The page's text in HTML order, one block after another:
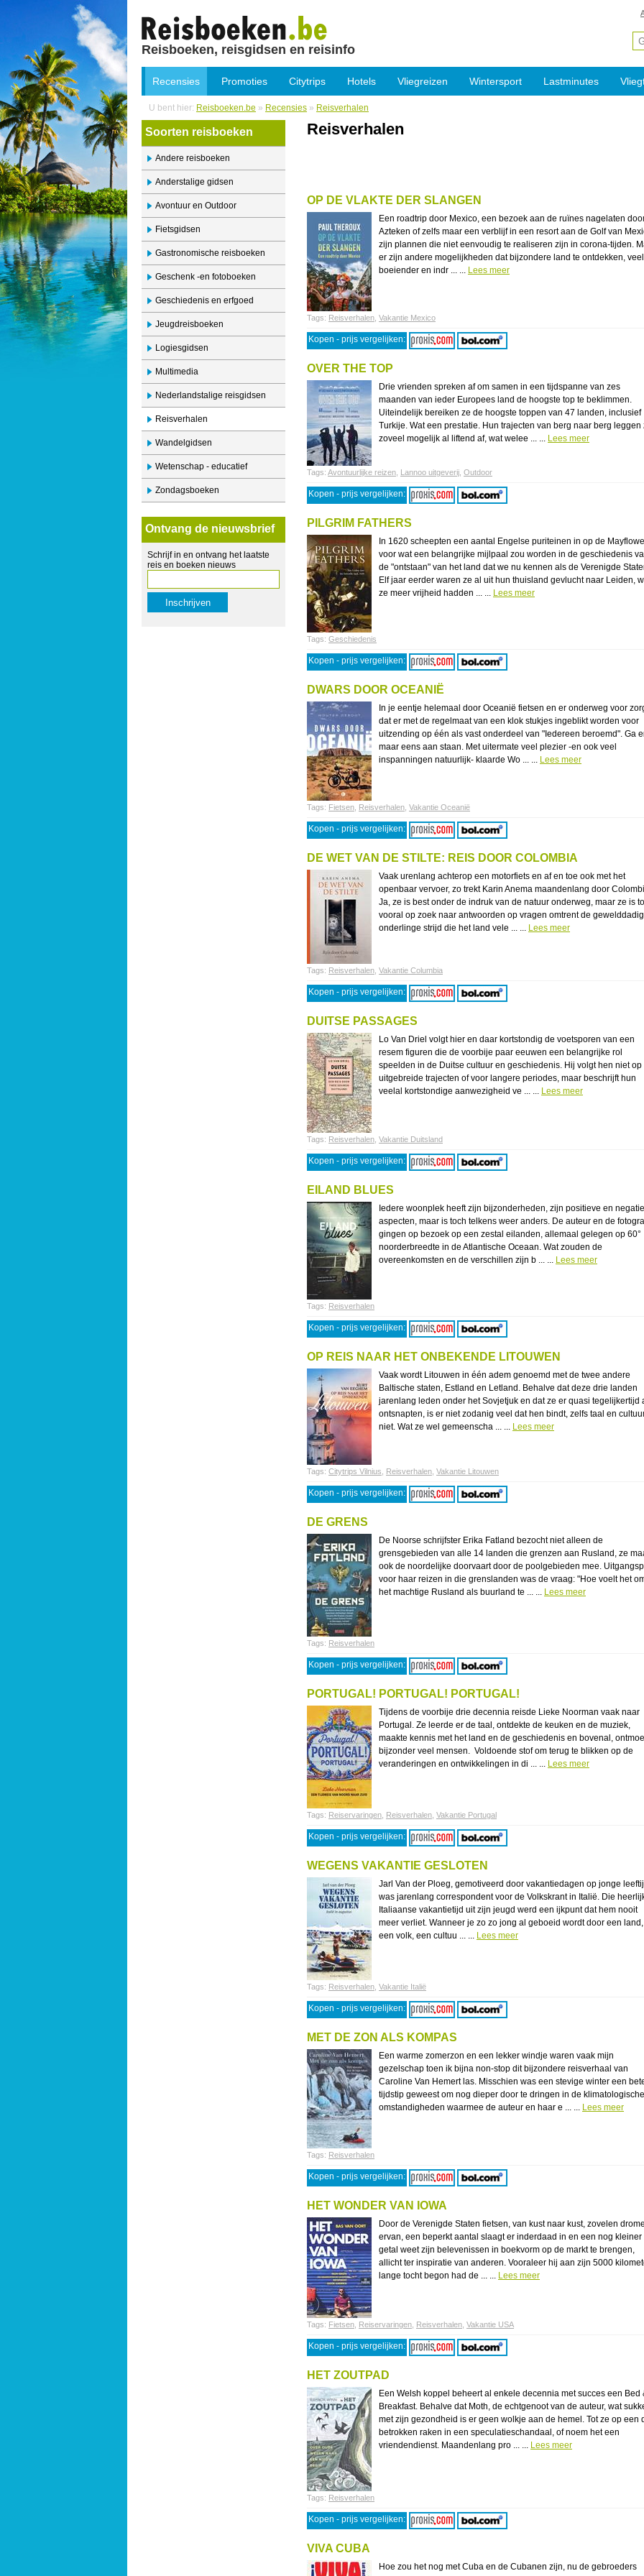
Reisboeken, reisgidsen en reisinfo
Recensies Promoties Citytrips Hotels Vliegreizen Wintersport Lastminutes
U bent hier: Reisboeken.be » Recensies » Reisverhalen
Soorten reisboeken
Andere reisboeken
Anderstalige gidsen
Avontuur en Outdoor
Fietsgidsen
Gastronomische reisboeken
Geschenk -en fotoboeken
Geschiedenis en erfgoed
Jeugdreisboeken
Logiesgidsen
Multimedia
Nederlandstalige reisgidsen
Reisverhalen
Wandelgidsen
Wetenschap - educatief
Zondagsboeken
Ontvang de nieuwsbrief
Schrijf in en ontvang het laatste
reis en boeken nieuws
Reisverhalen
OP DE VLAKTE DER SLANGEN
Een roadtrip door Mexico, een bezoek aan de ruïnes nagelaten
Azteken of zelfs maar een verblijf in een resort aan de Golf van
zijn plannen die niet eenvoudig te realiseren zijn in corona-tijden.
er zijn andere mogelijkheden dat bijzondere land te ontdekken, veel
boeiender en indr ... ... Lees meer
Tags: Reisverhalen Vakantie Mexico
Kopen - prijs vergelijken:
OVER THE TOP
Drie vrienden spreken af om samen in een tijdspanne van zes
maanden van ieder Europees land de hoogste top te beklimmen.
Uiteindelijk bereiken ze de hoogste toppen van 47 landen, inclusief
Turkije. Wat een prestatie. Hun trajecten van berg naar berg leggen
zoveel mogelijk al liftend af, wat welee ... ... Lees meer
Tags: Avontuurlijke reizen Lannoo uitgeverij Outdoor
Kopen - prijs vergelijken:
PILGRIM FATHERS
In 1620 scheepten een aantal Engelse puriteinen in op de
voor wat een belangrijke mijlpaal zou worden in de geschiedenis
de "ontstaan" van het land dat we nu kennen als de Verenigde
Elf jaar eerder waren ze al uit hun thuisland gevlucht naar Leiden,
ze meer vrijheid hadden ... ... Lees meer
Tags: Geschiedenis
Kopen - prijs vergelijken:
DWARS DOOR OCEANIË
In je eentje helemaal door Oceanië fietsen en er onderweg voor
dat er met de regelmaat van een klok stukjes ingeblikt worden voor
uitzending op één als vast onderdeel van "Iedereen beroemd". Ga
maar eens aan staan. Met uitermate veel plezier -en ook veel
inspanningen natuurlijk- klaarde Wo ... ... Lees meer
Tags: Fietsen Reisverhalen Vakantie Oceanië
Kopen - prijs vergelijken:
DE WET VAN DE STILTE: REIS DOOR COLOMBIA
Vaak urenlang achterop een motorfiets en af en toe ook met het
openbaar vervoer, zo trekt Karin Anema maandenlang door
Ja, ze is best onder de indruk van de natuur onderweg, maar ze is
vooral op zoek naar antwoorden op vragen omtrent de
onderlinge strijd die het land vele ... ... Lees meer
Tags: Reisverhalen Vakantie Columbia
Kopen - prijs vergelijken:
DUITSE PASSAGES
Lo Van Driel volgt hier en daar kortstondig de voetsporen van een
resem figuren die de voorbije paar eeuwen een belangrijke rol
speelden in de Duitse cultuur en geschiedenis. Hij volgt hen niet op
uitgebreide trajecten of voor langere periodes, maar beschrijft hun
veelal kortstondige aanwezigheid ve ... ... Lees meer
Tags: Reisverhalen Vakantie Duitsland
Kopen - prijs vergelijken:
EILAND BLUES
Iedere woonplek heeft zijn bijzonderheden, zijn positieve en
aspecten, maar is toch telkens weer anders. De auteur en de
gingen op bezoek op een zestal eilanden, allemaal gelegen op 60°
noorderbreedte in de Atlantische Oceaan. Wat zouden de
overeenkomsten en de verschillen zijn b ... ... Lees meer
Tags: Reisverhalen
Kopen - prijs vergelijken:
OP REIS NAAR HET ONBEKENDE LITOUWEN
Vaak wordt Litouwen in één adem genoemd met de twee andere
Baltische staten, Estland en Letland. Behalve dat deze drie landen
jarenlang leden onder het Sovjetjuk en dat ze er quasi tegelijkertijd
ontsnapten, is er niet zodanig veel dat hen bindt, zelfs taal en
niet. Wat ze wel gemeenscha ... ... Lees meer
Tags: Citytrips Vilnius Reisverhalen Vakantie Litouwen
Kopen - prijs vergelijken:
DE GRENS
De Noorse schrijfster Erika Fatland bezocht niet alleen de
grensgebieden van alle 14 landen die grenzen aan Rusland, ze
ook de noordelijke doorvaart door de poolgebieden mee.
voor haar reizen in die grenslanden was de vraag: "Hoe voelt het
het machtige Rusland als buurland te ... ... Lees meer
Tags: Reisverhalen
Kopen - prijs vergelijken:
PORTUGAL! PORTUGAL! PORTUGAL!
Tijdens de voorbije drie decennia reisde Lieke Noorman vaak naar
Portugal. Ze leerde er de taal, ontdekte de keuken en de muziek,
maakte kennis met het land en de geschiedenis en bovenal,
bijzonder veel mensen. Voldoende stof om terug te blikken op de
veranderingen en ontwikkelingen in di ... ... Lees meer
Tags: Reiservaringen Reisverhalen Vakantie Portugal
Kopen - prijs vergelijken:
WEGENS VAKANTIE GESLOTEN
Jarl Van der Ploeg, gemotiveerd door vakantiedagen op jonge
was jarenlang correspondent voor de Volkskrant in Italië. Die
Italiaanse vakantietijd uit zijn jeugd werd een ijkpunt dat hem nooit
meer verliet. Wanneer je zo zo jong al geboeid wordt door een land,
een volk, een cultuu ... ... Lees meer
Tags: Reisverhalen Vakantie Italië
Kopen - prijs vergelijken:
MET DE ZON ALS KOMPAS
Een warme zomerzon en een lekker windje waren vaak mijn
gezelschap toen ik bijna non-stop dit bijzondere reisverhaal van
Caroline Van Hemert las. Misschien was een stevige winter een
tijdstip geweest om nog dieper door te dringen in de klimatologische
omstandigheden waarmee de auteur en haar e ... ... Lees meer
Tags: Reisverhalen
Kopen - prijs vergelijken:
HET WONDER VAN IOWA
Door de Verenigde Staten fietsen, van kust naar kust, zovelen
ervan, een beperkt aantal slaagt er inderdaad in en een nog kleiner
getal weet zijn belevenissen in boekvorm op de markt te brengen,
allicht ter inspiratie van anderen. Vooraleer hij aan zijn 5000
lange tocht begon had de ... ... Lees meer
Tags: Fietsen Reiservaringen Reisverhalen Vakantie USA
Kopen - prijs vergelijken:
HET ZOUTPAD
Een Welsh koppel beheert al enkele decennia met succes een Bed
Breakfast. Behalve dat Moth, de echtgenoot van de auteur, wat
met zijn gezondheid is er geen wolkje aan de hemel. Tot ze op een
betrokken raken in een speculatieschandaal, of noem het een
vriendendienst. Maandenlang pro ... ... Lees meer
Tags: Reisverhalen
Kopen - prijs vergelijken:
VIVA CUBA
Hoe zou het nog met Cuba en de Cubanen zijn, nu de gebroeders